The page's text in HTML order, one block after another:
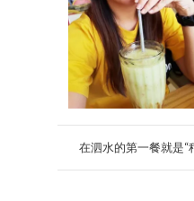
在泗水的第一餐就是“